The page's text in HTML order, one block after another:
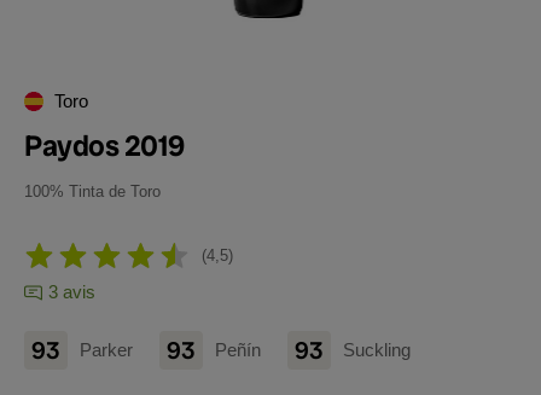
Toro
Paydos 2019
100% Tinta de Toro
4,5
3 avis
93 Parker 93 Peñín 93 Suckling